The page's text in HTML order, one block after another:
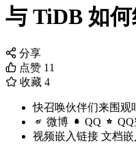
与 TiDB 如
分享
点赞 11
收藏 4
快召唤伙伴们来围观
微博 QQ QQ
视频嵌入链接 文档